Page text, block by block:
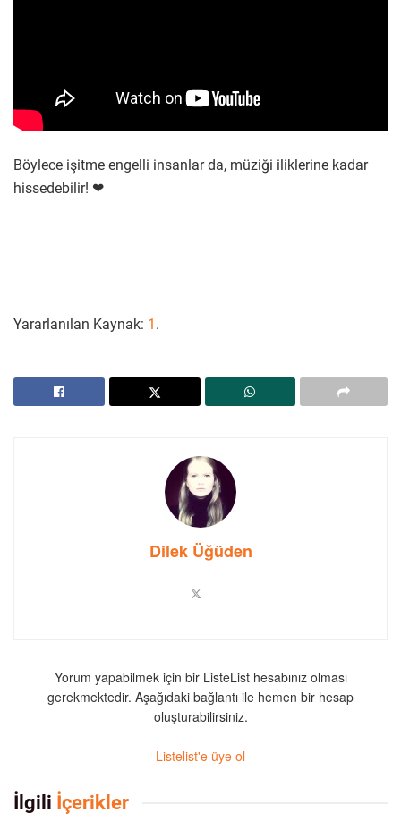
Böylece işitme engelli insanlar da, müziği iliklerine kadar
hissedebilir! ❤
Yararlanılan Kaynak: 1 .
Dilek Üğüden
Yorum yapabilmek için bir ListeList hesabınız olması
gerekmektedir. Aşağıdaki bağlantı ile hemen bir hesap
oluşturabilirsiniz.
Listelist'e üye ol
İlgili İçerikler